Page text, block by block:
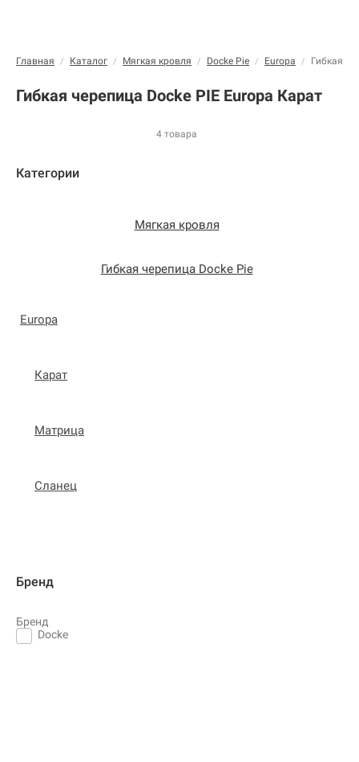
Главная / Каталог / Мягкая кровля / Docke Pie / Europa / Гибкая
Гибкая черепица Docke PIE Europa Карат
4 товара
Категории
Мягкая кровля
Гибкая черепица Docke Pie
Europa
Карат
Матрица
Сланец
Бренд
Бренд
Docke